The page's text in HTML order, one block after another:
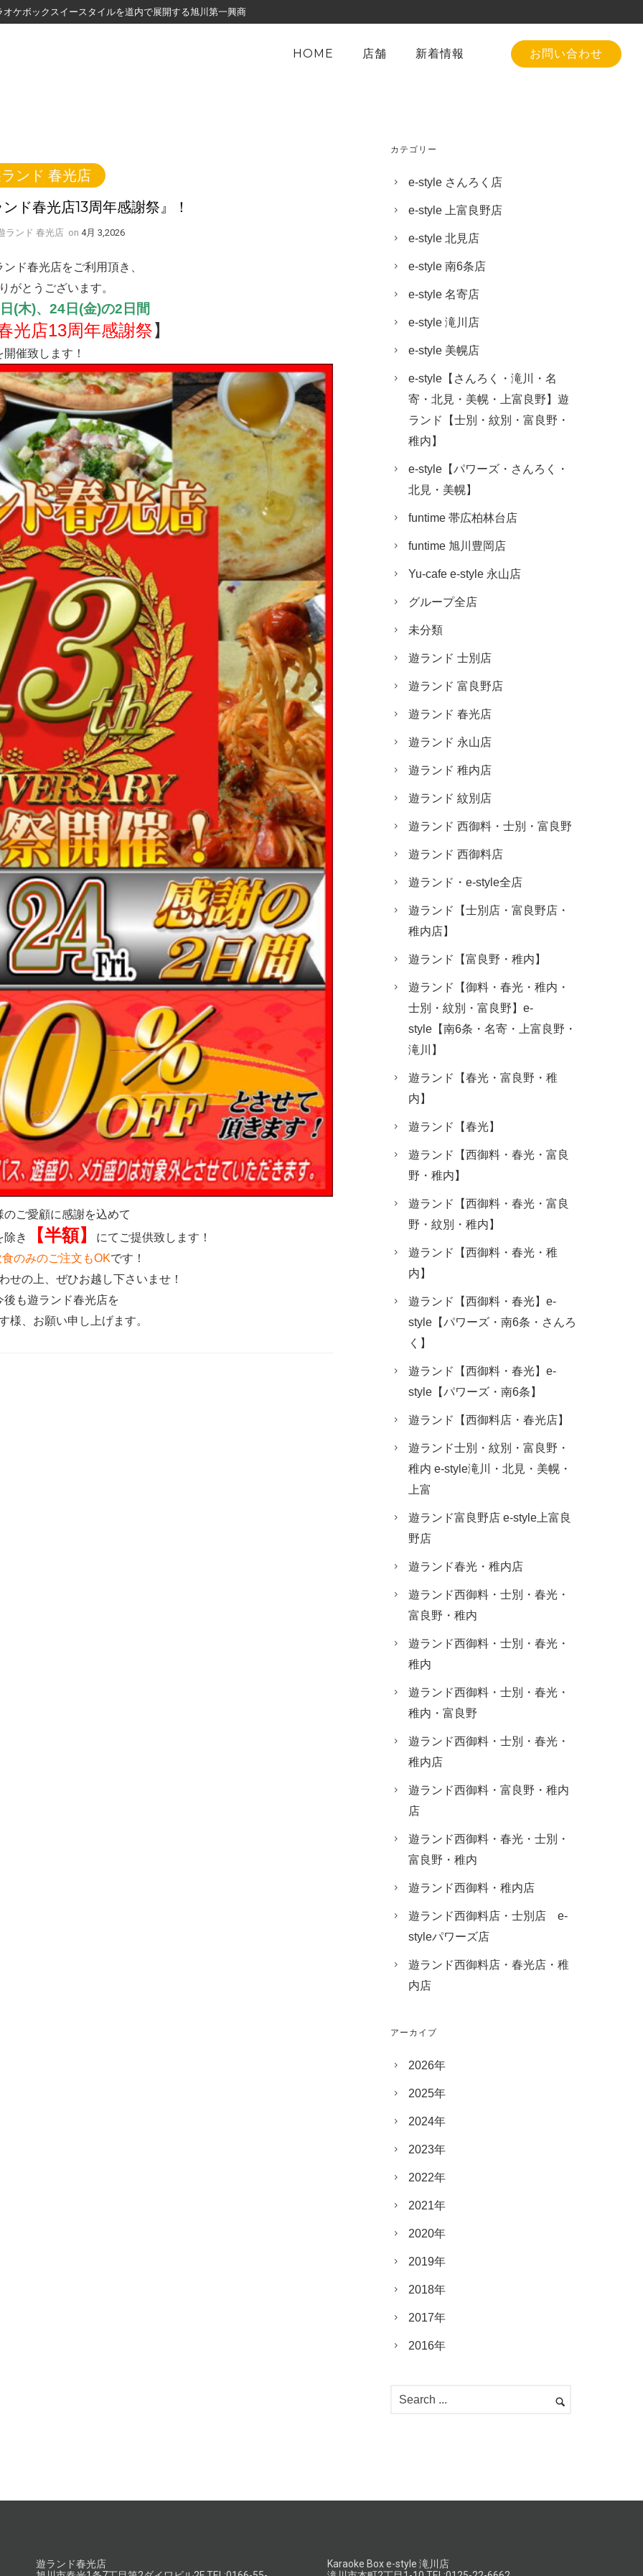
ケボックスイースタイルを道内で展開する旭川第一興商
お問い合わせ
HOME 店舗 新着情報
ンド 春光店
ド春光店13周年感謝祭』！
ランド 春光店 on 4月 3,2026
ンド春光店をご利用頂き、
がとうございます。
(木)、24日(金)の2日間
光店13周年感謝祭】
開催致します！
のご愛顧に感謝を込めて
除き
【半額】
にてご提供致します！
のみのご注文もOKです！
せの上、ぜひお越し下さいませ！
後も遊ランド春光店を
様、お願い申し上げます。
カテゴリー
e-style さんろく店
e-style 上富良野店
e-style 北見店
e-style 南6条店
e-style 名寄店
e-style 滝川店
e-style 美幌店
e-style【さんろく・滝川・名
寄・北見・美幌・上富良野】遊
ランド【士別・紋別・富良野・
稚内】
e-style【パワーズ・さんろく・
北見・美幌】
funtime 帯広柏林台店
funtime 旭川豊岡店
Yu-cafe e-style 永山店
グループ全店
未分類
遊ランド 士別店
遊ランド 富良野店
遊ランド 春光店
遊ランド 永山店
遊ランド 稚内店
遊ランド 紋別店
遊ランド 西御料・士別・富良野
遊ランド 西御料店
遊ランド・e-style全店
遊ランド【士別店・富良野店・
稚内店】
遊ランド【富良野・稚内】
遊ランド【御料・春光・稚内・
士別・紋別・富良野】e-
style【南6条・名寄・上富良野・
滝川】
遊ランド【春光・富良野・稚
内】
遊ランド【春光】
遊ランド【西御料・春光・富良
野・稚内】
遊ランド【西御料・春光・富良
野・紋別・稚内】
遊ランド【西御料・春光・稚
内】
遊ランド【西御料・春光】e-
style【パワーズ・南6条・さんろ
く】
遊ランド【西御料・春光】e-
style【パワーズ・南6条】
遊ランド【西御料店・春光店】
遊ランド士別・紋別・富良野・
稚内 e-style滝川・北見・美幌・
上富
遊ランド富良野店 e-style上富良
野店
遊ランド春光・稚内店
遊ランド西御料・士別・春光・
富良野・稚内
遊ランド西御料・士別・春光・
稚内
遊ランド西御料・士別・春光・
稚内・富良野
遊ランド西御料・士別・春光・
稚内店
遊ランド西御料・富良野・稚内
店
遊ランド西御料・春光・士別・
富良野・稚内
遊ランド西御料・稚内店
遊ランド西御料店・士別店 e-
styleパワーズ店
遊ランド西御料店・春光店・稚
内店
アーカイブ
2026年
2025年
2024年
2023年
2022年
2021年
2020年
2019年
2018年
2017年
2016年
遊ランド春光店
Karaoke Box e-style 滝川店